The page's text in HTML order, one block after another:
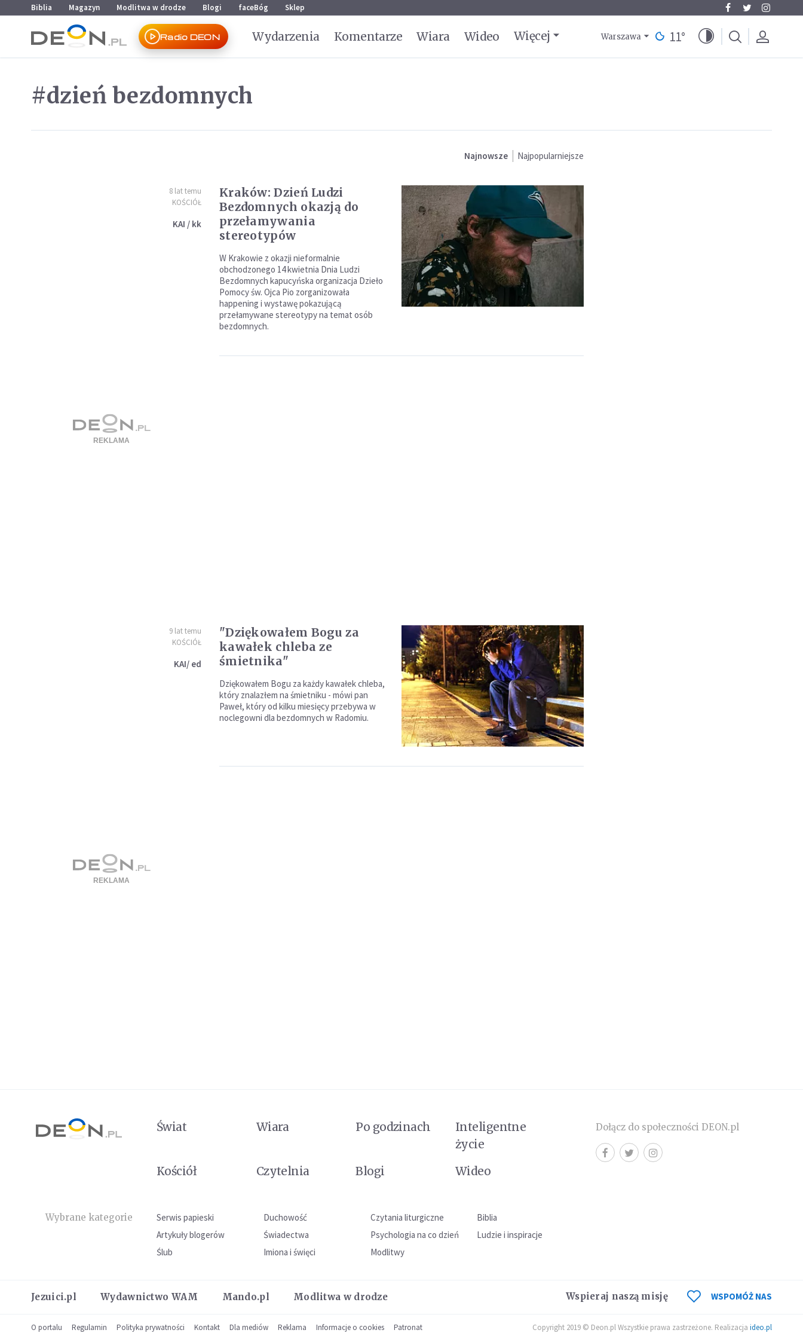
Przejdź do menu głównego
Przejdź do treści
Biblia Magazyn Modlitwa w drodze Blogi faceBóg Sklep
Radio DEON Wydarzenia Komentarze Wiara Wideo Więcej Warszawa 11°
#dzień bezdomnych
Najnowsze Najpopularniejsze
8 lat temu
KOŚCIÓŁ
KAI / kk
Kraków: Dzień Ludzi
Bezdomnych okazją do
przełamywania
stereotypów
W Krakowie z okazji nieformalnie
obchodzonego 14 kwietnia Dnia Ludzi
Bezdomnych kapucyńska organizacja Dzieło
Pomocy św. Ojca Pio zorganizowała
happening i wystawę pokazującą
przełamywane stereotypy na temat osób
bezdomnych.
9 lat temu
KOŚCIÓŁ
KAI/ ed
"Dziękowałem Bogu za
kawałek chleba ze
śmietnika"
Dziękowałem Bogu za każdy kawałek chleba,
który znalazłem na śmietniku - mówi pan
Paweł, który od kilku miesięcy przebywa w
noclegowni dla bezdomnych w Radomiu.
Świat Wiara Po godzinach
Inteligentne
życie
Kościół
Czytelnia Blogi Wideo
Wybrane kategorie Serwis papieski Duchowość Czytania liturgiczne
Biblia
Artykuły blogerów
Świadectwa Psychologia na co dzień
Ludzie i inspiracje
Ślub
Imiona i święci Modlitwy
Dołącz do społeczności DEON.pl
Jezuici.pl Wydawnictwo WAM Mando.pl Modlitwa w drodze Wspieraj naszą misję WSPOMÓŻ NAS
O portalu Regulamin Polityka prywatności Kontakt Dla mediów Reklama Informacje o cookies Patronat Copyright 2019 © Deon.pl Wszystkie prawa zastrzeżone. Realizacja ideo.pl